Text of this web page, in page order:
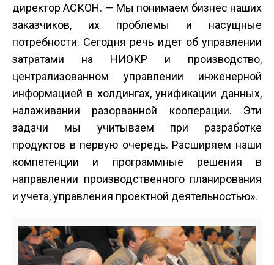
директор АСКОН. — Мы понимаем бизнес наших
заказчиков, их проблемы и насущные
потребности. Сегодня речь идет об управлении
затратами на НИОКР и производство,
централизованном управлении инженерной
информацией в холдингах, унификации данных,
налаживании разорванной кооперации. Эти
задачи мы учитываем при разработке
продуктов в первую очередь. Расширяем наши
компетенции и программные решения в
направлении производственного планирования
и учета, управления проектной деятельностью».